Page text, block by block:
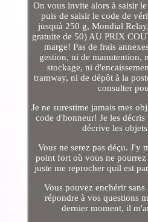
On vous invite alors à saisir
puis de saisir le code de
jusquà 250 g, Mondial
gratuite de 50) AU PRIX
marge! Pas de frais
gestion, ni de manutention,
stockage, ni
tramway, ni de dépôt à la
consulter
Je ne surestime jamais mes
code d'honneur! Je les
décrive les
Vous ne serez pas déçu. J'y
point fort où vous ne
juste me reprocher quil est
Vous pouvez enchérir
répondre à vos questions
dernier moment, il